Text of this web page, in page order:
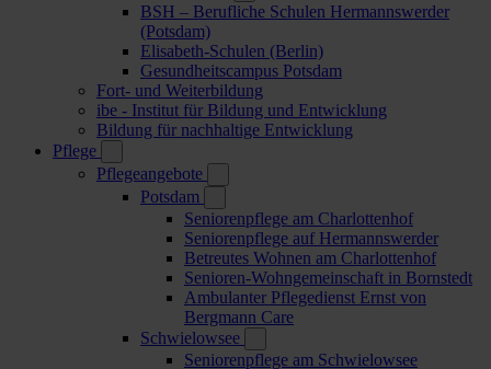
BSH – Berufliche Schulen Hermannswerder
(Potsdam)
Elisabeth-Schulen (Berlin)
Gesundheitscampus Potsdam
Fort- und Weiterbildung
ibe - Institut für Bildung und Entwicklung
Bildung für nachhaltige Entwicklung
Pflege
Pflegeangebote
Potsdam
Seniorenpflege am Charlottenhof
Seniorenpflege auf Hermannswerder
Betreutes Wohnen am Charlottenhof
Senioren-Wohngemeinschaft in Bornstedt
Ambulanter Pflegedienst Ernst von
Bergmann Care
Schwielowsee
Seniorenpflege am Schwielowsee